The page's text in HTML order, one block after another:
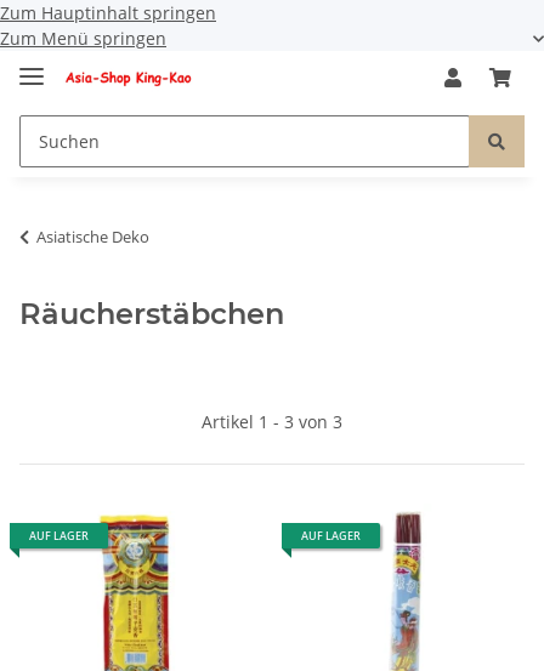
Zum Hauptinhalt springen
Zum Menü springen
Asiatische Deko
Räucherstäbchen
Artikel 1 - 3 von 3
AUF LAGER AUF LAGER